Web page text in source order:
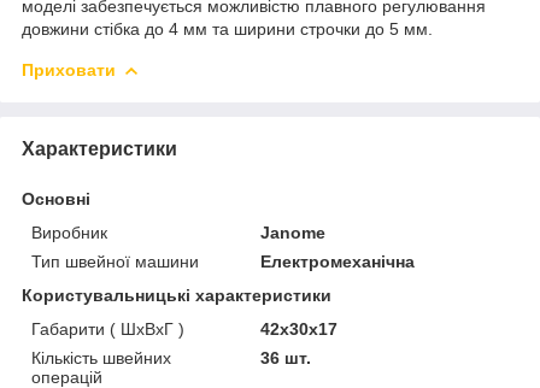
моделі забезпечується можливістю плавного регулювання
довжини стібка до 4 мм та ширини строчки до 5 мм.
Приховати
Характеристики
Основні
Виробник
Janome
Тип швейної машини
Електромеханічна
Користувальницькі характеристики
Габарити ( ШхВxГ )
42х30х17
Кількість швейних
операцій
36 шт.